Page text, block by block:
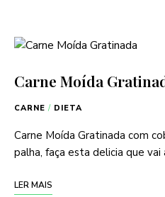
Carne Moída
CARNE / DIETA
Carne Moída Gratinada com
palha, faça esta delicia que
LER MAIS